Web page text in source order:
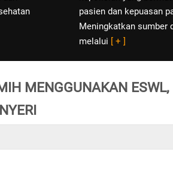
pasien dan kepuasan
Meningkatkan sumber
melalui [ + ]
MENGGUNAKAN